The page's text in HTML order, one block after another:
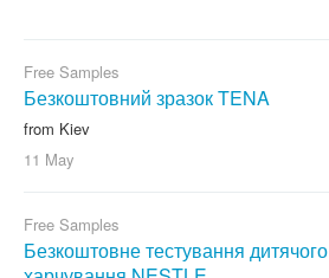
Free Samples
Безкоштовний зразок TENA
from Kiev
11 May
Free Samples
Безкоштовне тестування дитячого